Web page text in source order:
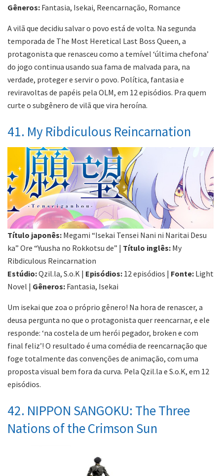
Gêneros: Fantasia, Isekai, Reencarnação, Romance
A vilã que decidiu salvar o povo está de volta. Na segunda
temporada de The Most Heretical Last Boss Queen, a
protagonista que renasceu como a temível ‘última chefona’
do jogo continua usando sua fama de malvada para, na
verdade, proteger e servir o povo. Política, fantasia e
reviravoltas de papéis pela OLM, em 12 episódios. Pra quem
curte o subgênero de vilã que vira heroína.
41. My Ribdiculous Reincarnation
Título japonês: Megami “Isekai Tensei Nani ni Naritai Desu
ka” Ore “Yuusha no Rokkotsu de” | Título inglês: My
Ribdiculous Reincarnation
Estúdio:Qzil.la, S.o.K | Episódios: 12 episódios | Fonte: Light
Novel | Gêneros: Fantasia, Isekai
Um isekai que zoa o próprio gênero! Na hora de renascer, a
deusa pergunta no que o protagonista quer reencarnar, e ele
responde: ‘na costela de um herói pegador, broken e com
final feliz’! O resultado é uma comédia de reencarnação que
foge totalmente das convenções de animação, com uma
proposta visual bem fora da curva. Pela Qzil.la e S.o.K, em 12
episódios.
42. NIPPON SANGOKU: The Three
Nations of the Crimson Sun